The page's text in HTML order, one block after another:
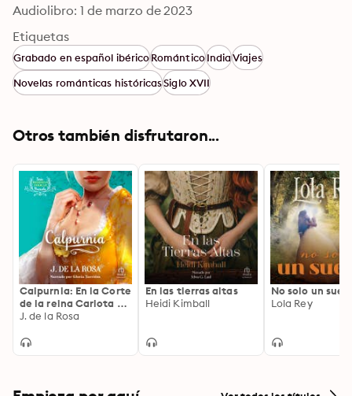
Audiolibro: 1 de marzo de 2023
Etiquetas
Grabado en español ibéricoRománticoIndiaViajes
Novelas románticas históricasSiglo XVII
Otros también disfrutaron...
Calpurnia: En la Corte
de la reina Carlota de
los Bridgeton (In the
Carlota of the
J. de la Rosa
En las tierras altas
Heidi Kimball
No solo un
Lola Rey